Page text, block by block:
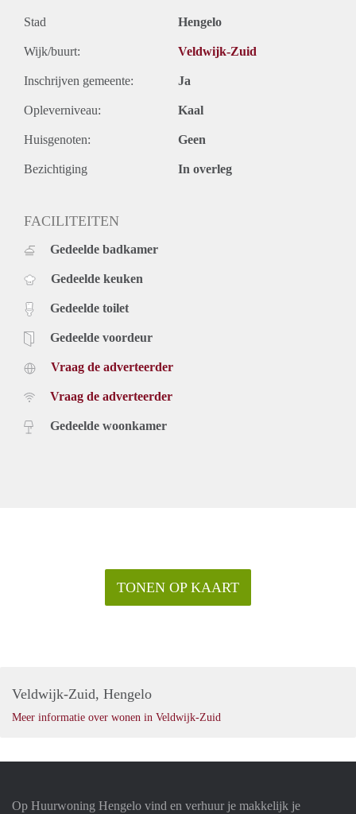
Stad Hengelo
Wijk/buurt: Veldwijk-Zuid
Inschrijven gemeente: Ja
Opleverniveau: Kaal
Huisgenoten: Geen
Bezichtiging In overleg
FACILITEITEN
Gedeelde badkamer
Gedeelde keuken
Gedeelde toilet
Gedeelde voordeur
Vraag de adverteerder
Vraag de adverteerder
Gedeelde woonkamer
TONEN OP KAART
Veldwijk-Zuid, Hengelo
Meer informatie over wonen in Veldwijk-Zuid
Op Huurwoning Hengelo vind en verhuur je makkelijk je